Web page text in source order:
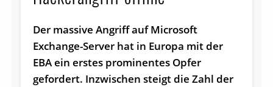
Der massive Angriff auf Microsoft
Exchange-Server hat in Europa mit der
EBA ein erstes prominentes Opfer
gefordert. Inzwischen steigt die Zahl der